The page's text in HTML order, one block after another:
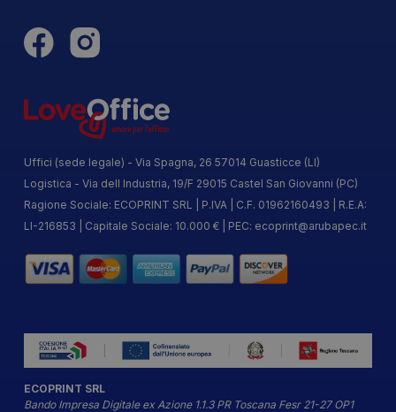
Uffici (sede legale) - Via Spagna, 26 57014 Guasticce (LI)
Logistica - Via dell Industria, 19/F 29015 Castel San Giovanni (PC)
Ragione Sociale: ECOPRINT SRL | P.IVA | C.F. 01962160493 | R.E.A:
LI-216853 | Capitale Sociale: 10.000 € | PEC: ecoprint@arubapec.it
ECOPRINT SRL
Bando Impresa Digitale ex Azione 1.1.3 PR Toscana Fesr 21-27 OP1